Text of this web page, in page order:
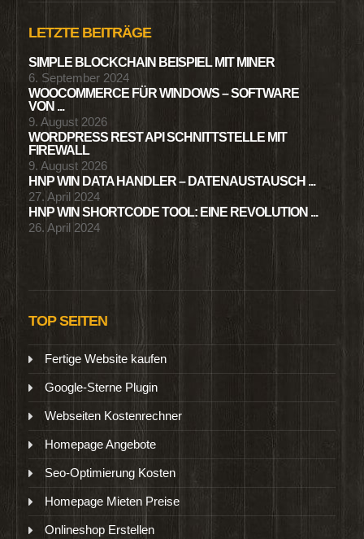
LETZTE BEITRÄGE
SIMPLE BLOCKCHAIN BEISPIEL MIT MINER
6. September 2024
WOOCOMMERCE FÜR WINDOWS – SOFTWARE
VON ...
9. August 2026
WORDPRESS REST API SCHNITTSTELLE MIT
FIREWALL
9. August 2026
HNP WIN DATA HANDLER – DATENAUSTAUSCH ...
27. April 2024
HNP WIN SHORTCODE TOOL: EINE REVOLUTION ...
26. April 2024
TOP SEITEN
Fertige Website kaufen
Google-Sterne Plugin
Webseiten Kostenrechner
Homepage Angebote
Seo-Optimierung Kosten
Homepage Mieten Preise
Onlineshop Erstellen